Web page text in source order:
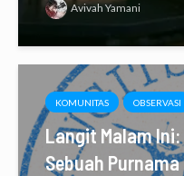
Avivah Yamani
KOMUNITAS OBSERVASI
Langit Malam
Sebuah Purnama